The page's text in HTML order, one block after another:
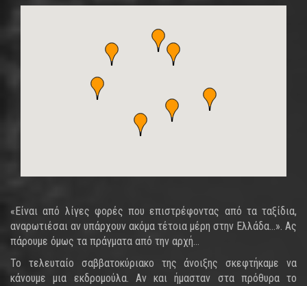
«Είναι από λίγες φορές που επιστρέφοντας από τα ταξίδια,
αναρωτιέσαι αν υπάρχουν ακόμα τέτοια μέρη στην Ελλάδα…». Ας
πάρουμε όμως τα πράγματα από την αρχή…
Το τελευταίο σαββατοκύριακο της άνοιξης σκεφτήκαμε να
κάνουμε μια εκδρομούλα. Αν και ήμασταν στα πρόθυρα το